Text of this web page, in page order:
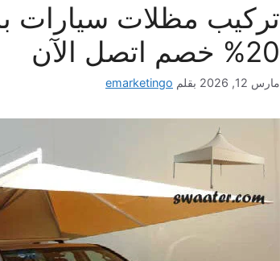
تركيب مظلات سيارات
20% خصم اتصل الآن
مارس 12, 2026 بقلم emarketingo